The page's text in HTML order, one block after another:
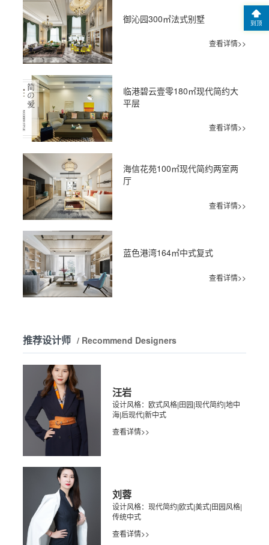
御沁园300㎡法式别墅
查看详情>>
临港碧云壹零180㎡现代简约大
平层
查看详情>>
海信花苑100㎡现代简约两室两
厅
查看详情>>
蓝色港湾164㎡中式复式
查看详情>>
推荐设计师 / Recommend Designers
汪岩
设计风格：欧式风格|田园|现代简约|地中
海|后现代|新中式
查看详情>>
刘蓉
设计风格：现代简约|欧式|美式|田园风格|
传统中式
查看详情>>
到顶